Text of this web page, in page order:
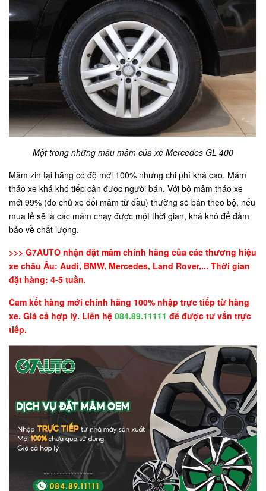
Một trong những mẫu mâm của xe Mercedes GL 400
Mâm zin tại hãng có độ mới 100% nhưng chi phí khá cao. Mâm
tháo xe khá khó tiếp cận được người bán. Với bộ mâm tháo xe
mới 99% (do chủ xe đổi mâm từ đầu) thường sẽ bán theo bộ, nếu
mua lẻ sẽ là các mâm chạy được một thời gian, khá khó để đảm
bảo về chất lượng.
>>> G7AUTO nhận đặt mâm chính hãng của các thương hiệu
xe châu Âu: Audi, BMW, Mercedes, Land Rover,... Thời gian
đặt hàng: 4-5 tuần.
Cam kết hàng mới chính hãng 100% nhập trực tiếp từ hãng
xe. Giá cả hợp lý. Liên hệ 084.89.11111 để được tư vấn trực
tiếp.